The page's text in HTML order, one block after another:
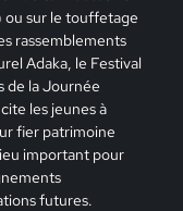
ou sur le touffetage
rassemblements
Adaka, le Festival
de la Journée
les jeunes à
fier patrimoine
important pour
futures.